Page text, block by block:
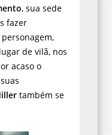
, sua sede
fazer
de vilã, nos
acaso o
também se